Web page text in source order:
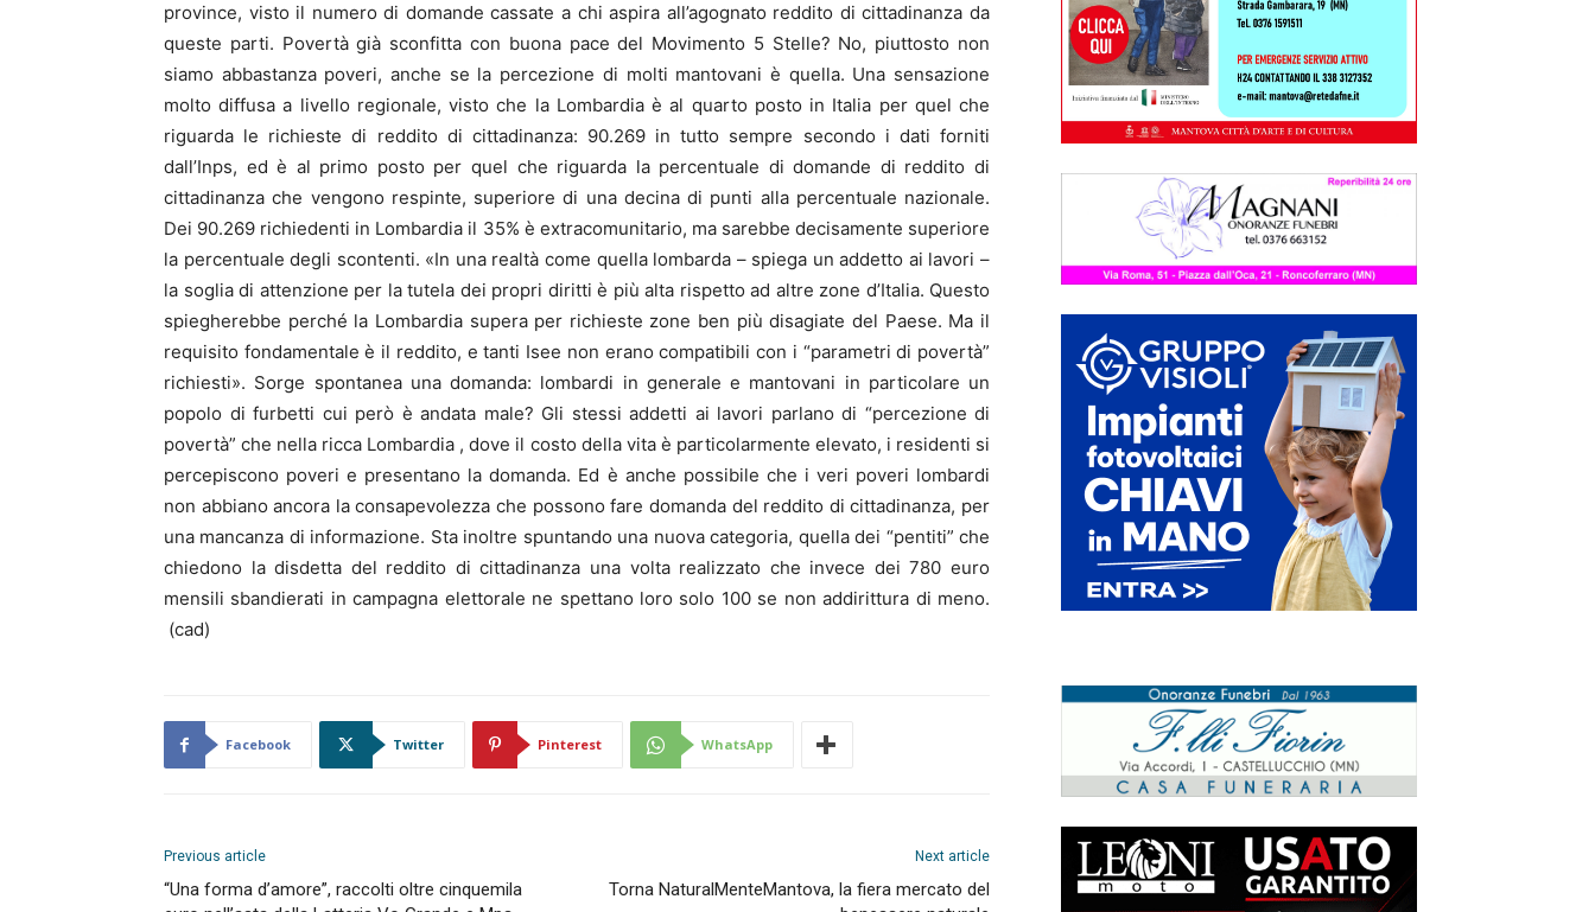
province, visto il numero di domande cassate a chi aspira all’agognato reddito di cittadinanza da
queste parti. Povertà già sconfitta con buona pace del Movimento 5 Stelle? No, piuttosto non
siamo abbastanza poveri, anche se la percezione di molti mantovani è quella. Una sensazione
molto diffusa a livello regionale, visto che la Lombardia è al quarto posto in Italia per quel che
riguarda le richieste di reddito di cittadinanza: 90.269 in tutto sempre secondo i dati forniti
dall’Inps, ed è al primo posto per quel che riguarda la percentuale di domande di reddito di
cittadinanza che vengono respinte, superiore di una decina di punti alla percentuale nazionale.
Dei 90.269 richiedenti in Lombardia il 35% è extracomunitario, ma sarebbe decisamente superiore
la percentuale degli scontenti. «In una realtà come quella lombarda – spiega un addetto ai lavori –
la soglia di attenzione per la tutela dei propri diritti è più alta rispetto ad altre zone d’Italia. Questo
spiegherebbe perché la Lombardia supera per richieste zone ben più disagiate del Paese. Ma il
requisito fondamentale è il reddito, e tanti Isee non erano compatibili con i “parametri di povertà”
richiesti». Sorge spontanea una domanda: lombardi in generale e mantovani in particolare un
popolo di furbetti cui però è andata male? Gli stessi addetti ai lavori parlano di “percezione di
povertà” che nella ricca Lombardia , dove il costo della vita è particolarmente elevato, i residenti si
percepiscono poveri e presentano la domanda. Ed è anche possibile che i veri poveri lombardi
non abbiano ancora la consapevolezza che possono fare domanda del reddito di cittadinanza, per
una mancanza di informazione. Sta inoltre spuntando una nuova categoria, quella dei “pentiti” che
chiedono la disdetta del reddito di cittadinanza una volta realizzato che invece dei 780 euro
mensili sbandierati in campagna elettorale ne spettano loro solo 100 se non addirittura di meno.
(cad)
Facebook Twitter Pinterest WhatsApp
Previous article
“Una forma d’amore”, raccolti oltre cinquemila
Next article
Torna NaturalMenteMantova, la fiera mercato del